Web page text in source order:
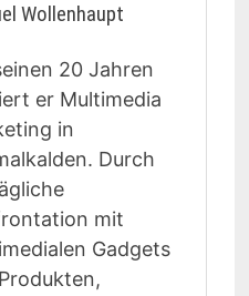
Wollenhaupt
20 Jahren
er Multimedia
in
Durch
mit
Gadgets